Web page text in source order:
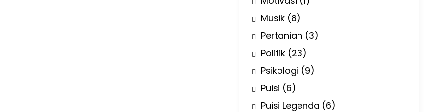
Musik (8)
Pertanian (3)
Politik (23)
Psikologi (9)
Puisi (6)
Puisi Legenda (6)